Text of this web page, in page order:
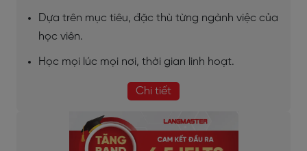
Dựa trên mục tiêu, đặc thù từng ngành việc của
học viên.
Học mọi lúc mọi nơi, thời gian linh hoạt.
Chi tiết